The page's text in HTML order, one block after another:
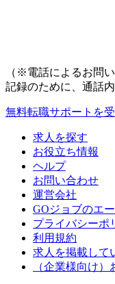
（※電話によるお問
記録のために、通話
無料転職サポートを
求人を探す
お役立ち情報
ヘルプ
お問い合わせ
運営会社
GOジョブのエ
プライバシーポ
利用規約
求人を掲載して
（企業様向け